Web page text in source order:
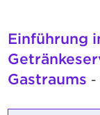
Einführung
Gastraums -